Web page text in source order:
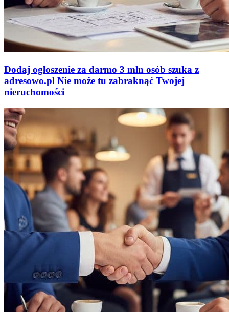
Dodaj ogłoszenie za darmo 3 mln osób szuka z
adresowo.pl Nie może tu zabraknąć Twojej
nieruchomości